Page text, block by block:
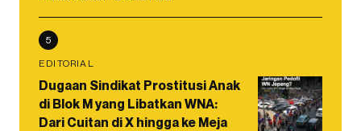
5
EDITORIAL
Dugaan Sindikat Prostitusi Anak
di Blok M yang Libatkan WNA:
Dari Cuitan di X hingga ke Meja